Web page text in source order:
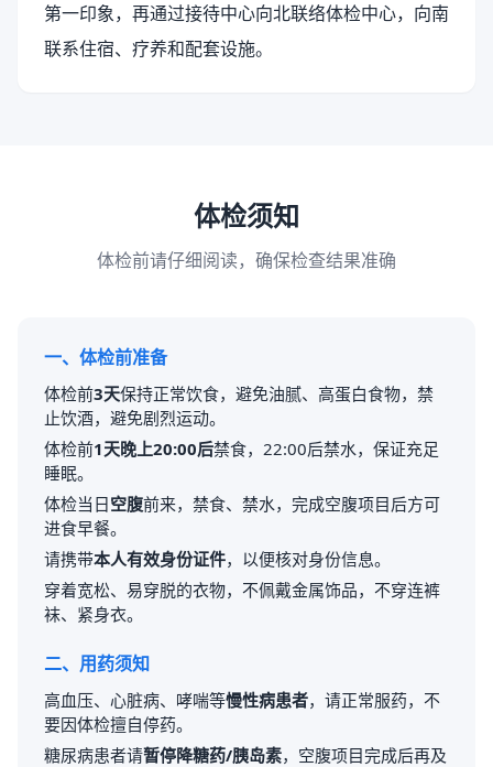
第一印象，再通过接待中心向北联络体检中心，向南
联系住宿、疗养和配套设施。
体检须知
体检前请仔细阅读，确保检查结果准确
一、体检前准备
体检前3天保持正常饮食，避免油腻、高蛋白食物，禁
止饮酒，避免剧烈运动。
体检前1天晚上20:00后禁食，22:00后禁水，保证充足
睡眠。
体检当日空腹前来，禁食、禁水，完成空腹项目后方可
进食早餐。
请携带本人有效身份证件，以便核对身份信息。
穿着宽松、易穿脱的衣物，不佩戴金属饰品，不穿连裤
袜、紧身衣。
二、用药须知
高血压、心脏病、哮喘等慢性病患者，请正常服药，不
要因体检擅自停药。
糖尿病患者请暂停降糖药/胰岛素，空腹项目完成后再及